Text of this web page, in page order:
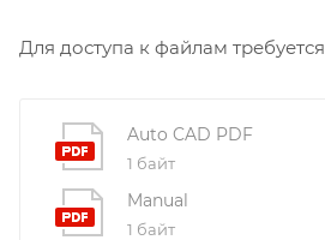
Для доступа к файлам требуется
Auto CAD PDF
1 байт
Manual
1 байт